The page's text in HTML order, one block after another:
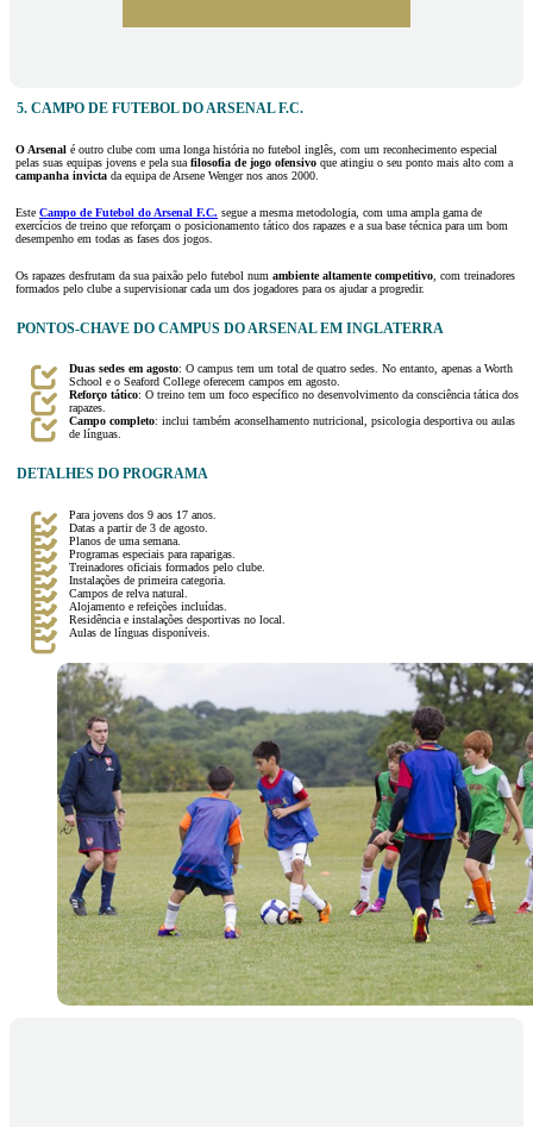
5. CAMPO DE FUTEBOL DO ARSENAL F.C.
O Arsenal é outro clube com uma longa história no futebol inglês, com um reconhecimento especial
pelas suas equipas jovens e pela sua filosofia de jogo ofensivo que atingiu o seu ponto mais alto com a
campanha invicta da equipa de Arsene Wenger nos anos 2000.
Este Campo de Futebol do Arsenal F.C. segue a mesma metodologia, com uma ampla gama de
exercícios de treino que reforçam o posicionamento tático dos rapazes e a sua base técnica para um bom
desempenho em todas as fases dos jogos.
Os rapazes desfrutam da sua paixão pelo futebol num ambiente altamente competitivo , com treinadores
formados pelo clube a supervisionar cada um dos jogadores para os ajudar a progredir.
PONTOS-CHAVE DO CAMPUS DO ARSENAL EM INGLATERRA
Duas sedes em agosto: O campus tem um total de quatro sedes. No entanto, apenas a Worth
School e o Seaford College oferecem campos em agosto.
Reforço tático: O treino tem um foco específico no desenvolvimento da consciência tática dos
rapazes.
Campo completo: inclui também aconselhamento nutricional, psicologia desportiva ou aulas
de línguas.
DETALHES DO PROGRAMA
Para jovens dos 9 aos 17 anos.
Datas a partir de 3 de agosto.
Planos de uma semana.
Programas especiais para raparigas.
Treinadores oficiais formados pelo clube.
Instalações de primeira categoria.
Campos de relva natural.
Alojamento e refeições incluídas.
Residência e instalações desportivas no local.
Aulas de línguas disponíveis.